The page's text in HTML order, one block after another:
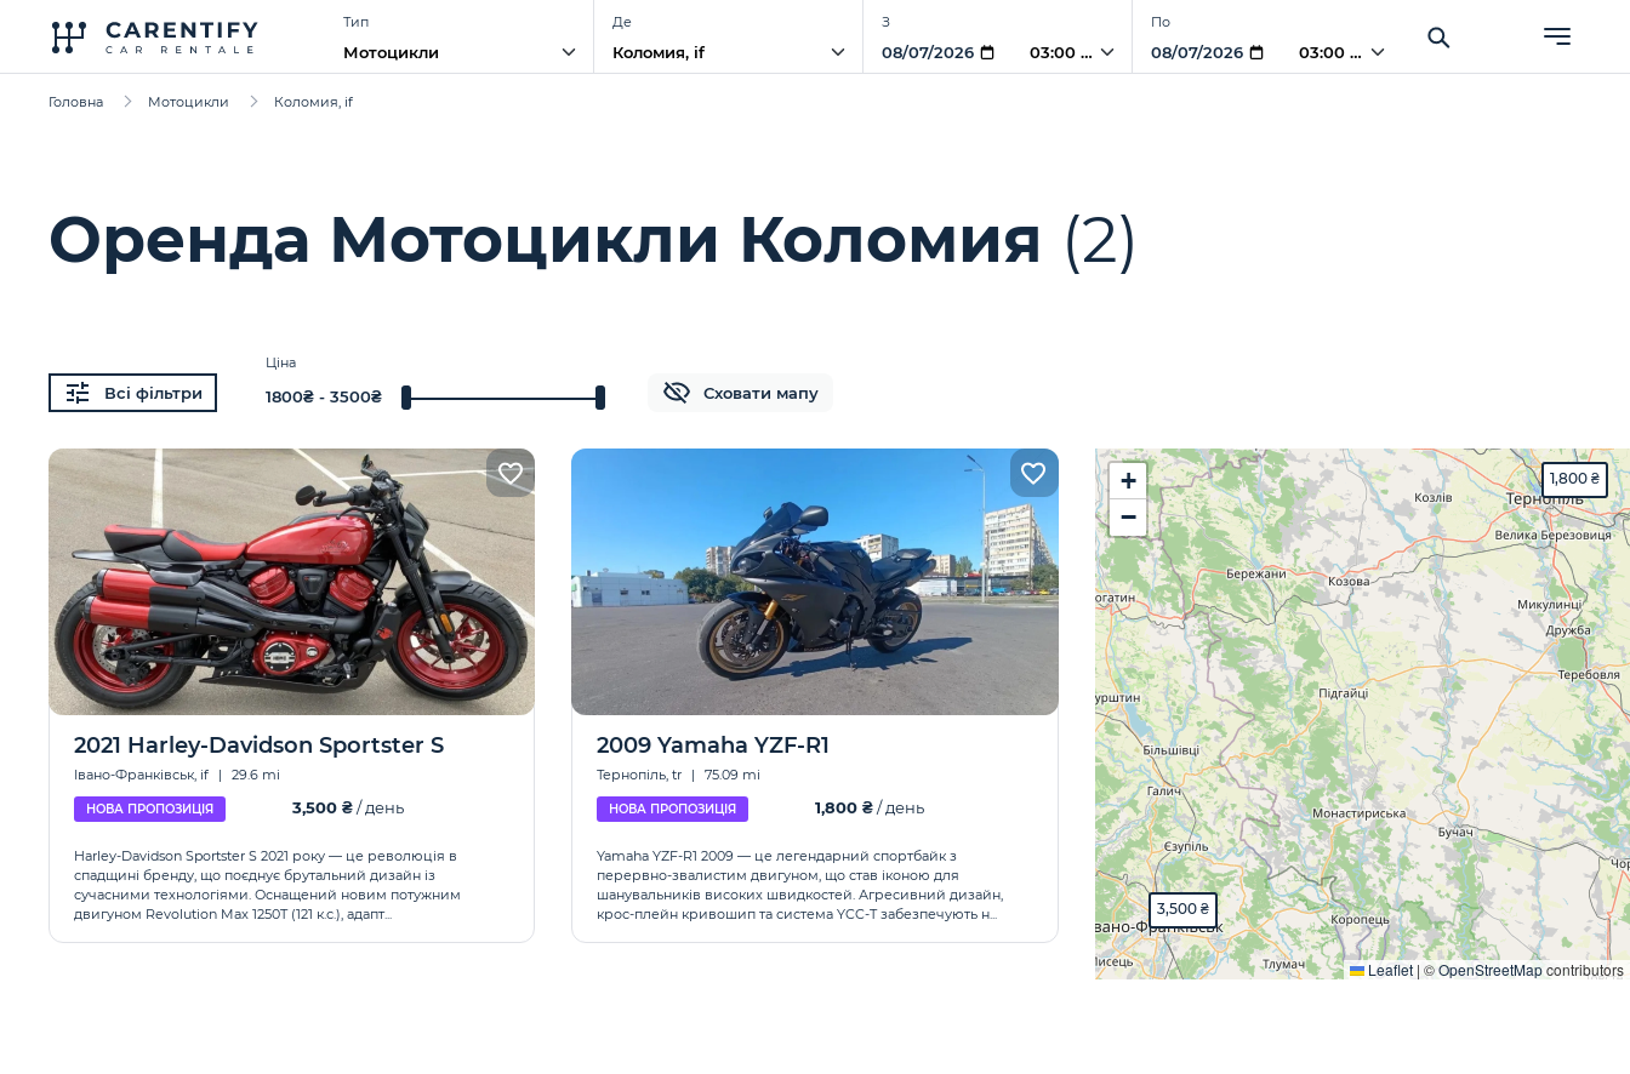
Тип
Мотоцикли
Де З
03:00 AM
По
03:00 AM
Головна Мотоцикли Коломия, if
Оренда Мотоцикли Коломия (2)
Всі фільтри
Ціна
1800₴ - 3500₴ Сховати мапу
3,500 ₴
1,800 ₴
+
−
Leaflet | ©OpenStreetMapcontributors
2021 Harley-Davidson Sportster S
Івано-Франківськ, if | 29.6 mi
НОВА ПРОПОЗИЦІЯ 3,500 ₴/ день
Harley-Davidson Sportster S 2021 року — це революція в
спадщині бренду, що поєднує брутальний дизайн із
сучасними технологіями. Оснащений новим потужним
двигуном Revolution Max 1250T (121 к.с.), адапт...
2009 Yamaha YZF-R1
Тернопіль, tr | 75.09 mi
НОВА ПРОПОЗИЦІЯ 1,800 ₴/ день
Yamaha YZF-R1 2009 — це легендарний спортбайк з
перервно-звалистим двигуном, що став іконою для
шанувальників високих швидкостей. Агресивний дизайн,
крос-плейн кривошип та система YCC-T забезпечують н...